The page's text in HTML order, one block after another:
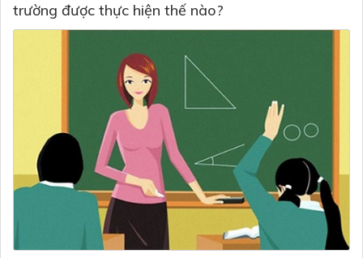
trường được thực hiện thế nào?